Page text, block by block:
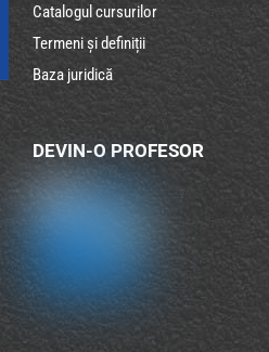
Catalogul cursurilor
Termeni și definiții
Baza juridică
DEVIN-O PROFESOR